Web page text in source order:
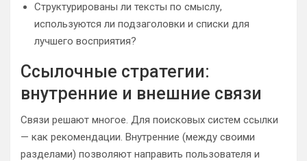
Структурированы ли тексты по смыслу,
используются ли подзаголовки и списки для
лучшего восприятия?
Ссылочные стратегии:
внутренние и внешние связи
Связи решают многое. Для поисковых систем ссылки
— как рекомендации. Внутренние (между своими
разделами) позволяют направить пользователя и